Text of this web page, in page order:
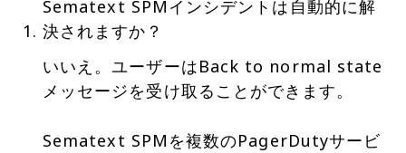
Sematext SPMインシデントは自動的に解
決されますか？
いいえ。ユーザーはBack to normal state
メッセージを受け取ることができます。
Sematext SPMを複数のPagerDutyサービ